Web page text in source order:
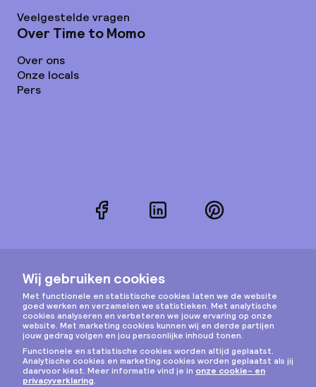
Veelgestelde vragen
Over Time to Momo
Over ons
Onze locals
Pers
FacebookLinkedInPinterest
Instagram